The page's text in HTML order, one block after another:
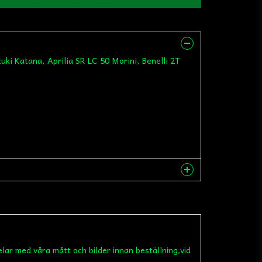
Katana, Aprilia SR LC 50 Morini, Benelli 2T
email
med våra mått och bilder innan beställning,vid